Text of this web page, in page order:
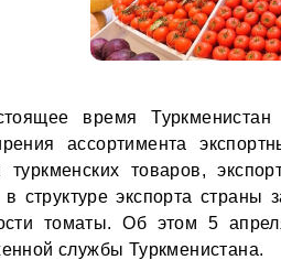
время Туркменистан
ассортимента
туркменских товаров,
в структуре экспорта страны
томаты. Об этом 5
службы Туркменистана.